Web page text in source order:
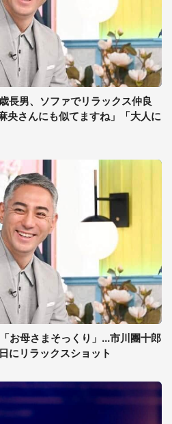
長男、ソファでリラックス仲良
央さんにも似てますね」「大人に
お母さまそっくり」...市川團十郎
にリラックスショット